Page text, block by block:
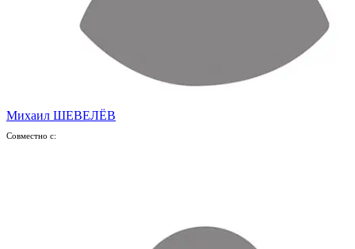
Михаил ШЕВЕЛЁВ
Совместно с: